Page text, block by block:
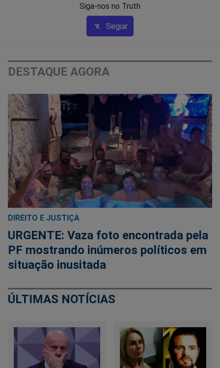
Siga-nos no Truth
Seguir
DESTAQUE AGORA
DIREITO E JUSTIÇA
URGENTE: Vaza foto encontrada pela
PF mostrando inúmeros políticos em
situação inusitada
ÚLTIMAS NOTÍCIAS